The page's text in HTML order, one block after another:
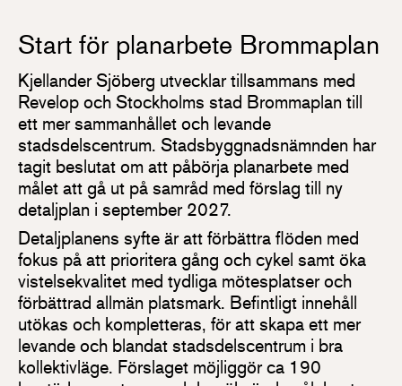
Start för planarbete Brommaplan
Kjellander Sjöberg utvecklar tillsammans med
Revelop och Stockholms stad Brommaplan till
ett mer sammanhållet och levande
stadsdelscentrum. Stadsbyggnadsnämnden har
tagit beslutat om att påbörja planarbete med
målet att gå ut på samråd med förslag till ny
detaljplan i september 2027.
Detaljplanens syfte är att förbättra flöden med
fokus på att prioritera gång och cykel samt öka
vistelsekvalitet med tydliga mötesplatser och
förbättrad allmän platsmark. Befintligt innehåll
utökas och kompletteras, för att skapa ett mer
levande och blandat stadsdelscentrum i bra
kollektivläge. Förslaget möjliggör ca 190